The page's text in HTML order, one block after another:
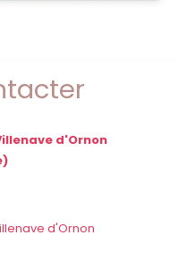
d'Ornon
d'Ornon